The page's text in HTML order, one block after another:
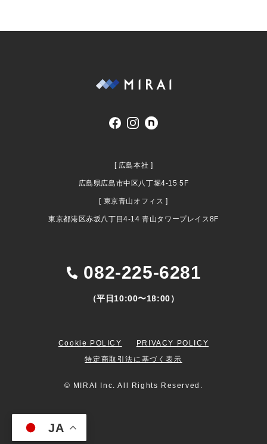
[ 広島本社 ]
広島県広島市中区八丁堀4-15 5F
[ 東京青山オフィス ]
東京都港区赤坂八丁目4-14 青山タワープレイス8F
082-225-6281
（平日10:00〜18:00）
Cookie POLICY
PRIVACY POLICY
特定商取引法に基づく表示
© MIRAI Inc. All Rights Reserved.
JA